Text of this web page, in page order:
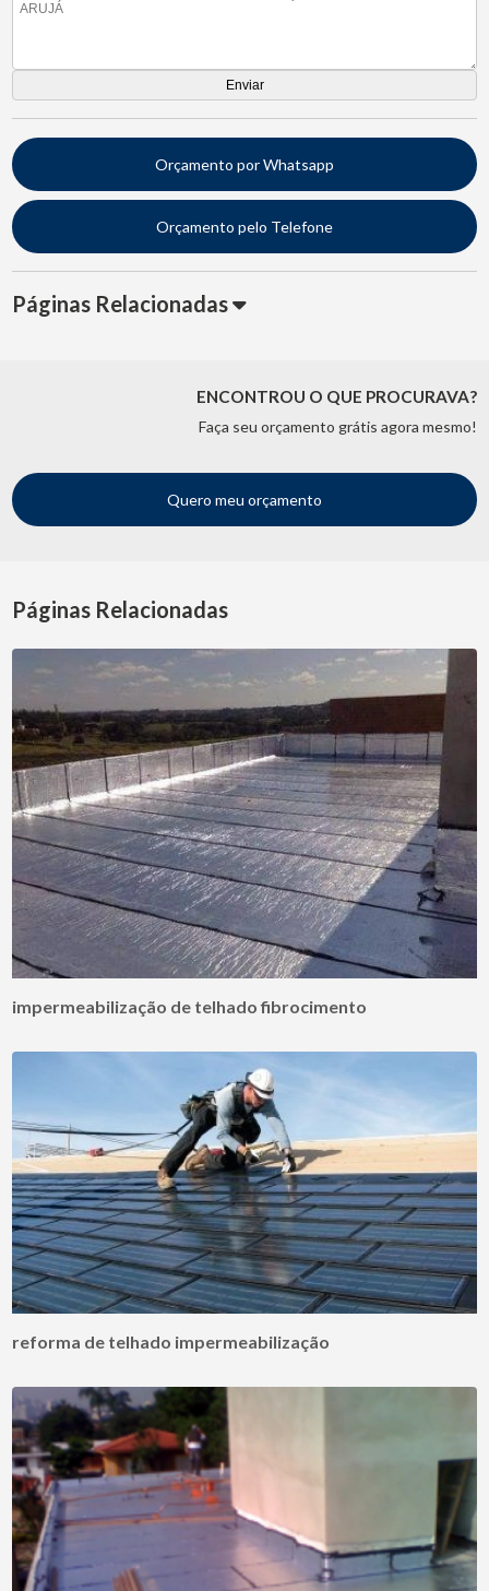
Orçamento por Whatsapp
Orçamento pelo Telefone
Páginas Relacionadas
ENCONTROU O QUE PROCURAVA?
Faça seu orçamento grátis agora mesmo!
Quero meu orçamento
Páginas Relacionadas
impermeabilização de telhado fibrocimento
reforma de telhado impermeabilização